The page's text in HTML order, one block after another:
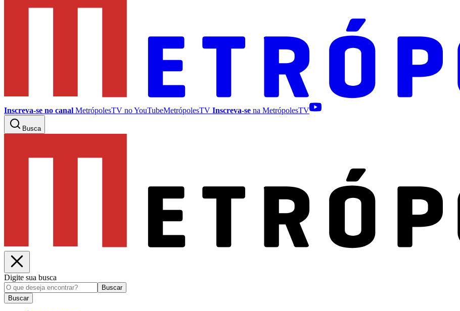
Inscreva-se no canal MetrópolesTV noYouTubeMetrópolesTV Inscreva-se na MetrópolesTV
Busca
Digite sua busca
Buscar
Buscar